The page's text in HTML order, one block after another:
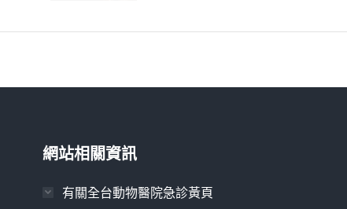
網站相關資訊
有關全台動物醫院急診黃頁